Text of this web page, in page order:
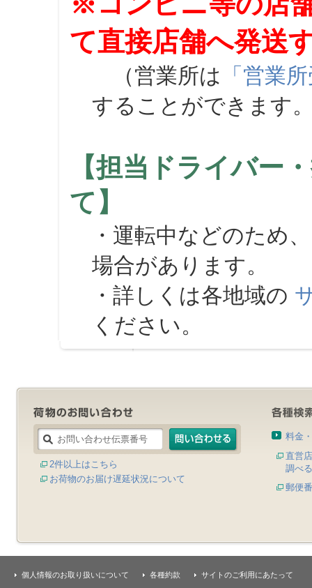
て直接店舗へ発送
（営業所は 「営業
することができます
【担当ドライバー
て】
・運転中などのため
場合があります。
・詳しくは各地域の
ください。
2件以上はこちら
お荷物のお届け遅延状況について
料金
直営
調べる
郵便
個人情報のお取り扱いについて 各種約款 サイトのご利用にあたって